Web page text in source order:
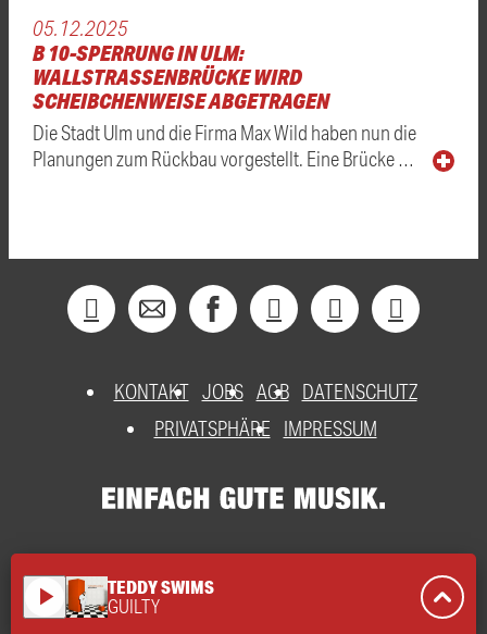
05.12.2025
B 10-SPERRUNG IN ULM:
WALLSTRASSENBRÜCKE WIRD S
CHEIBCHENWEISE ABGETRAGEN
Die Stadt Ulm und die Firma Max Wild haben nun die
Planungen zum Rückbau vorgestellt. Eine Brücke …
KONTAKT JOBS AGB DATENSCHUTZ
PRIVATSPHÄRE
IMPRESSUM
play_arrow TEDDY SWIMS
GUILTY